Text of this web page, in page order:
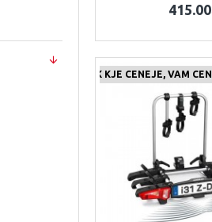
ČE NAJDETE IZDELEK KJE CENEJE, VAM